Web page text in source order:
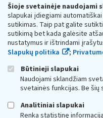
Šioje svetainėje naudojami
slapukai įdiegiami
sutikimas. Taip pat galite
sutikimą bet kada galėsite
nustatymus ir ištrindami
Slapukų politika
;
Būtinieji slapukai
Naudojami sklandžiam
svetainės funkcijas. Be šių
Analitiniai slapukai
Renka statistinę
Respublikos finansų
Biudžetinė įstaiga. Juridinio
adresas: Vasario 16-osios g.
vmi@vmi.lt, E. pristatymo
Duomenys apie Valstybinę
Respublikos finansų